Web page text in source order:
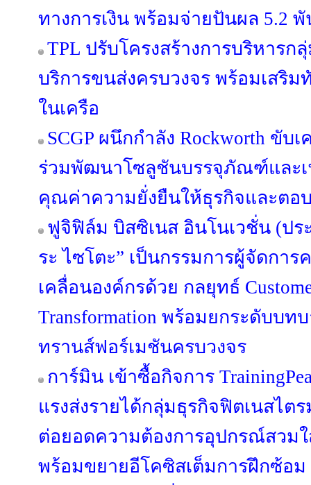
ทางการเงิน พร้อมจ่ายปันผล 5.2
TPL ปรับโครงสร้างการบริหาร
บริการขนส่งครบวงจร พร้อมเสริม
ในเครือ
SCGP ผนึกกำลัง Rockworth ขับ
ร่วมพัฒนาโซลูชันบรรจุภัณฑ์และเ
คุณค่าความยั่งยืนให้ธุรกิจและตอ
ฟูจิฟิล์ม บิสซิเนส อินโนเวชั่น (ปร
ระ ไซโตะ” เป็นกรรมการผู้จัดกา
เคลื่อนองค์กรด้วย กลยุทธ์
Transformation พร้อมยกระดับบ
ทรานส์ฟอร์เมชันครบวงจร
การ์มิน เข้าซื้อกิจการ
แรงส่งรายได้กลุ่มธุรกิจฟิตเนสไตร
ต่อยอดความต้องการอุปกรณ์สวม
พร้อมขยายอีโคซิสเต็มการฝึกซ้อ